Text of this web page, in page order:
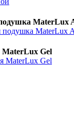
MaterLux
MaterLux Gel